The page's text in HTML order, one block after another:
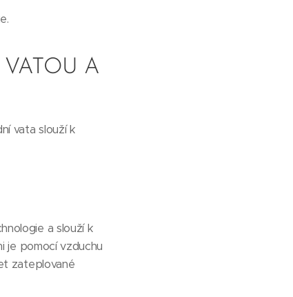
A
vata slouží k
a slouží k
je pomocí vzduchu
zateplované